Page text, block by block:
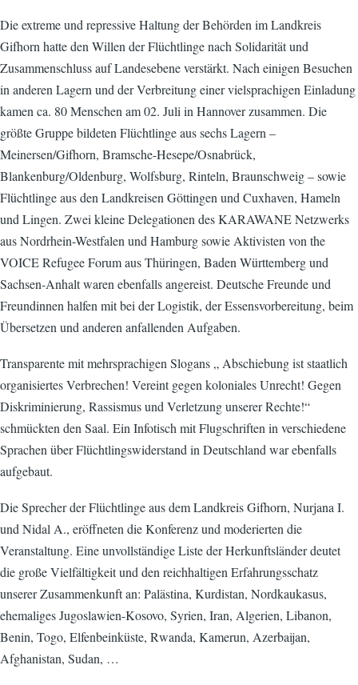
Die extreme und repressive Haltung der Behörden im Landkreis
Gifhorn hatte den Willen der Flüchtlinge nach Solidarität und
Zusammenschluss auf Landesebene verstärkt. Nach einigen Besuchen
in anderen Lagern und der Verbreitung einer vielsprachigen Einladung
kamen ca. 80 Menschen am 02. Juli in Hannover zusammen. Die
größte Gruppe bildeten Flüchtlinge aus sechs Lagern –
Meinersen/Gifhorn, Bramsche-Hesepe/Osnabrück,
Blankenburg/Oldenburg, Wolfsburg, Rinteln, Braunschweig – sowie
Flüchtlinge aus den Landkreisen Göttingen und Cuxhaven, Hameln
und Lingen. Zwei kleine Delegationen des KARAWANE Netzwerks
aus Nordrhein-Westfalen und Hamburg sowie Aktivisten von the
VOICE Refugee Forum aus Thüringen, Baden Württemberg und
Sachsen-Anhalt waren ebenfalls angereist. Deutsche Freunde und
Freundinnen halfen mit bei der Logistik, der Essensvorbereitung, beim
Übersetzen und anderen anfallenden Aufgaben.
Transparente mit mehrsprachigen Slogans „ Abschiebung ist staatlich
organisiertes Verbrechen! Vereint gegen koloniales Unrecht! Gegen
Diskriminierung, Rassismus und Verletzung unserer Rechte!“
schmückten den Saal. Ein Infotisch mit Flugschriften in verschiedene
Sprachen über Flüchtlingswiderstand in Deutschland war ebenfalls
aufgebaut.
Die Sprecher der Flüchtlinge aus dem Landkreis Gifhorn, Nurjana I.
und Nidal A., eröffneten die Konferenz und moderierten die
Veranstaltung. Eine unvollständige Liste der Herkunftsländer deutet
die große Vielfältigkeit und den reichhaltigen Erfahrungsschatz
unserer Zusammenkunft an: Palästina, Kurdistan, Nordkaukasus,
ehemaliges Jugoslawien-Kosovo, Syrien, Iran, Algerien, Libanon,
Benin, Togo, Elfenbeinküste, Rwanda, Kamerun, Azerbaijan,
Afghanistan, Sudan, …